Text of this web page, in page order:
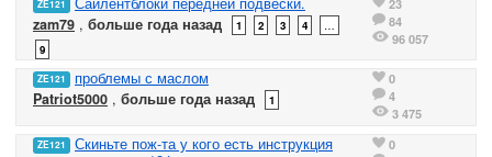
ZE121
zam79 , больше года назад 1 2 3 4
…
9
23
84
96 057
ZE121
проблемы с маслом
Patriot5000 , больше года назад 1
0
4
3 475
ZE121
Скиньте пож-та у кого есть инструкция
0